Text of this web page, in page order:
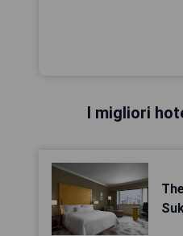
I migliori